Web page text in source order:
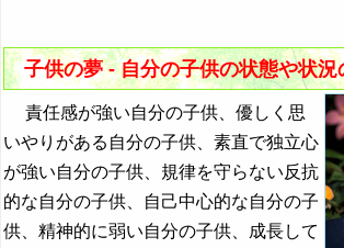
16. ハンカチを持った自分の子供の夢 - 魅
離
33. 自分の子供がいじめられる夢 - 自己肯
34. 自分の子供が出血する夢 - 激しい感情
35. 自分の子供の背が伸びる夢 - 存在感の
36. 自分の子供の背が縮む夢 - 存在感の乏
37. 自分の子供が生贄になる夢 - 犠牲に対
小鳥の夢の夢占い
・・・
『さ』から始まる夢
『し』から始まる夢
『す～そ』の夢
子供の夢 - 自分の子供の状態や状
責任感が強い自分の子供、優しく思
いやりがある自分の子供、素直で独立心
が強い自分の子供、規律を守らない反抗
的な自分の子供、自己中心的な自分の子
供、精神的に弱い自分の子供、成長して